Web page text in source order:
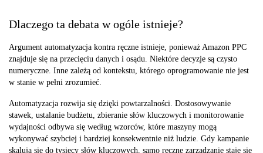
Dlaczego ta debata w ogóle istnieje?
Argument automatyzacja kontra ręczne istnieje, ponieważ Amazon PPC
znajduje się na przecięciu danych i osądu. Niektóre decyzje są czysto
numeryczne. Inne zależą od kontekstu, którego oprogramowanie nie jest
w stanie w pełni zrozumieć.
Automatyzacja rozwija się dzięki powtarzalności. Dostosowywanie
stawek, ustalanie budżetu, zbieranie słów kluczowych i monitorowanie
wydajności odbywa się według wzorców, które maszyny mogą
wykonywać szybciej i bardziej konsekwentnie niż ludzie. Gdy kampanie
skalują się do tysięcy słów kluczowych, samo ręczne zarządzanie staje się